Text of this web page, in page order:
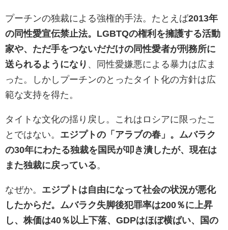
プーチンの独裁による強権的手法。たとえば2013年
の同性愛宣伝禁止法。LGBTQの権利を擁護する活動
家や、ただ手をつないだだけの同性愛者が刑務所に
送られるようになり 、同性愛嫌悪による暴力は広ま
った。しかしプーチンのとったタイト化の方針は広
範な支持を得た。
タイトな文化の揺り戻し。これはロシアに限ったこ
とではない。 エジプトの「アラブの春」。ムバラク
の30年にわたる独裁を国民が叩き潰したが、現在は
また独裁に戻っている。
なぜか。 エジプトは自由になって社会の状況が悪化
したからだ。ムバラク失脚後犯罪率は200％に上昇
し、株価は40％以上下落、GDPはほぼ横ばい、国の